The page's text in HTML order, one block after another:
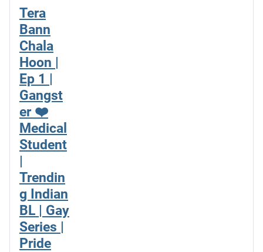
Tera
Bann
Chala
Hoon |
Ep 1 |
Gangst
er ❤️
Medical
Student
|
Trendin
g Indian
BL | Gay
Series |
Pride